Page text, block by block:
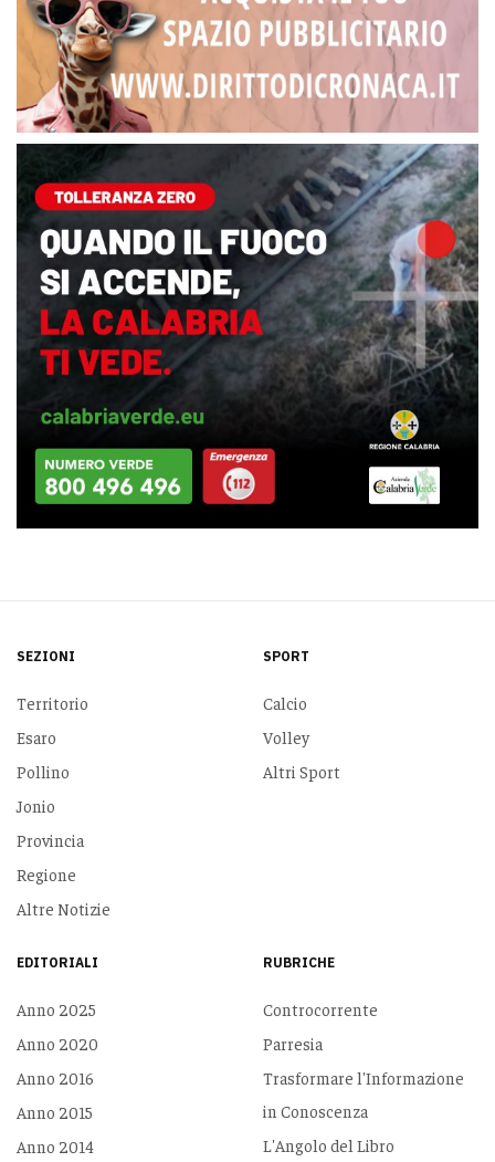
SEZIONI
Territorio
Esaro
Pollino
Jonio
Provincia
Regione
Altre Notizie
SPORT
Calcio
Volley
Altri Sport
EDITORIALI
Anno 2025
Anno 2020
Anno 2016
Anno 2015
Anno 2014
RUBRICHE
Controcorrente
Parresia
Trasformare l'Informazione
in Conoscenza
L'Angolo del Libro